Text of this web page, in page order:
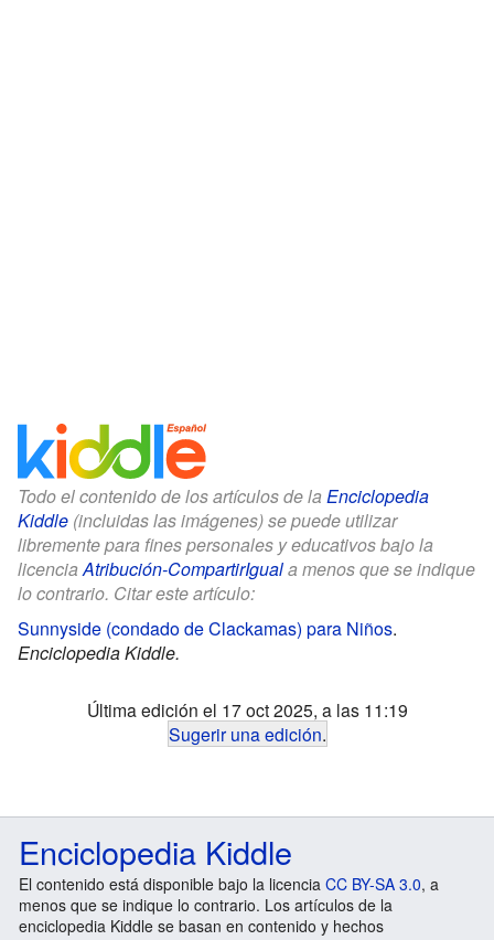
Todo el contenido de los artículos de la Enciclopedia
Kiddle (incluidas las imágenes) se puede utilizar
libremente para fines personales y educativos bajo la
licenciaAtribución-CompartirIguala menos que se indique
lo contrario. Citar este artículo:
Sunnyside (condado de Clackamas) para Niños.
Enciclopedia Kiddle.
Última edición el 17 oct 2025, a las 11:19
Sugerir una edición.
Enciclopedia Kiddle
El contenido está disponible bajo la licencia CC BY-SA 3.0, a
menos que se indique lo contrario. Los artículos de la
enciclopedia Kiddle se basan en contenido y hechos